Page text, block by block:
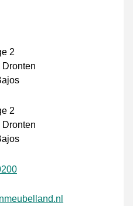
2
2